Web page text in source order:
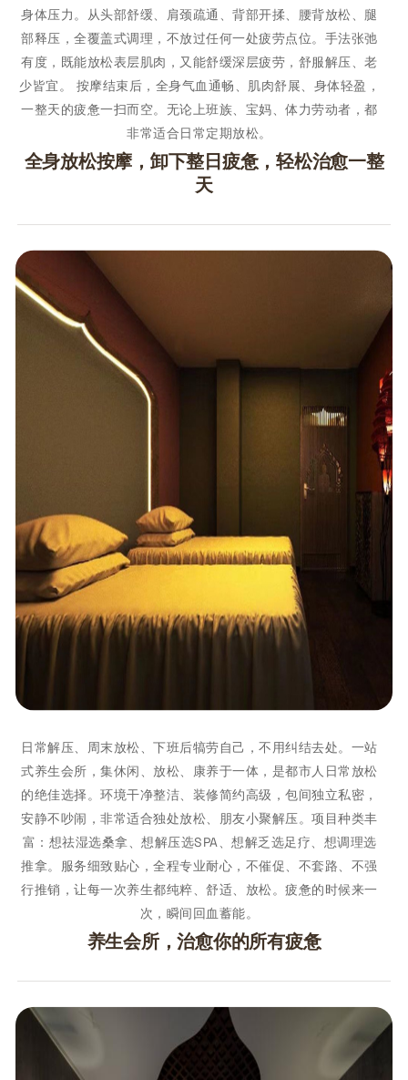
身体压力。从头部舒缓、肩颈疏通、背部开揉、腰背放松、腿
部释压，全覆盖式调理，不放过任何一处疲劳点位。手法张弛
有度，既能放松表层肌肉，又能舒缓深层疲劳，舒服解压、老
少皆宜。 按摩结束后，全身气血通畅、肌肉舒展、身体轻盈，
一整天的疲惫一扫而空。无论上班族、宝妈、体力劳动者，都
非常适合日常定期放松。
全身放松按摩，卸下整日疲惫，轻松治愈一整
天
日常解压、周末放松、下班后犒劳自己，不用纠结去处。一站
式养生会所，集休闲、放松、康养于一体，是都市人日常放松
的绝佳选择。环境干净整洁、装修简约高级，包间独立私密，
安静不吵闹，非常适合独处放松、朋友小聚解压。项目种类丰
富：想祛湿选桑拿、想解压选SPA、想解乏选足疗、想调理选
推拿。服务细致贴心，全程专业耐心，不催促、不套路、不强
行推销，让每一次养生都纯粹、舒适、放松。疲惫的时候来一
次，瞬间回血蓄能。
养生会所，治愈你的所有疲惫